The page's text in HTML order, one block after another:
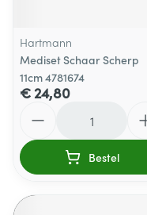
Hartmann
Mediset Schaar Scherp
11cm 4781674
€ 24,80
Bestel